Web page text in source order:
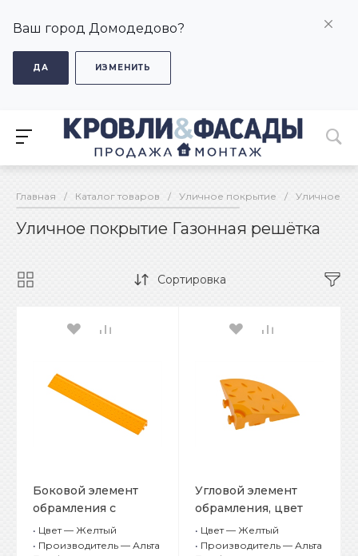
Ваш город Домодедово?
ДА ИЗМЕНИТЬ
Главная / Каталог товаров / Уличное покрытие / Уличное
Уличное покрытие Газонная решётка
Сортировка
Боковой элемент
обрамления с
пазами под замки,
цвет Желтый
• Цвет — Желтый
• Производитель — Альта
Угловой элемент
обрамления, цвет
Желтый
• Цвет — Желтый
• Производитель — Альта